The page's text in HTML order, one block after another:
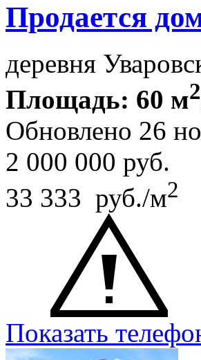
Продается
деревня
Площадь: 60 м2
Обновлено 26
2 000 000 руб.
33 333 руб./м2
Показать